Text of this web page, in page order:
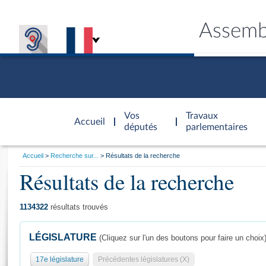
Accueil
d'accueil
Vos
députés
Travaux
parlementaires
Général
Vous
Accueil Recherche sur... Résultats de la recherche
Résultats de la recherche
1134322 résultats trouvés
LÉGISLATURE (Cliquez sur l'un des boutons pour faire un choix)
17e législature Précédentes législatures (X)